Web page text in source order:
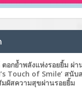
อกย้ำพลังแห่งรอยยิ้ม ผ่
Touch of Smile’ สนั
ผัสความสุขผ่านรอยยิ้ม